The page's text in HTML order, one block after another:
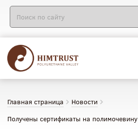
Главная страница
Новости
Получены сертификаты на полимочевину